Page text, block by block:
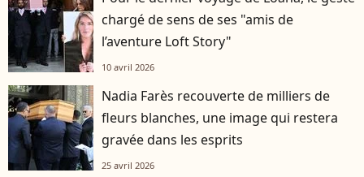
chargé de sens de ses "amis de
l’aventure Loft Story"
10 avril 2026
Nadia Farès recouverte de milliers de
fleurs blanches, une image qui restera
gravée dans les esprits
25 avril 2026